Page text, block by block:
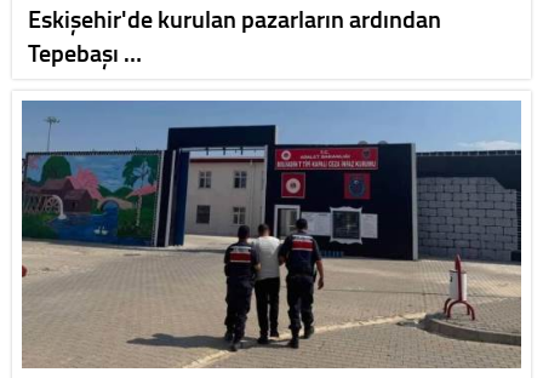
Eskişehir'de kurulan pazarların ardından
Tepebaşı …